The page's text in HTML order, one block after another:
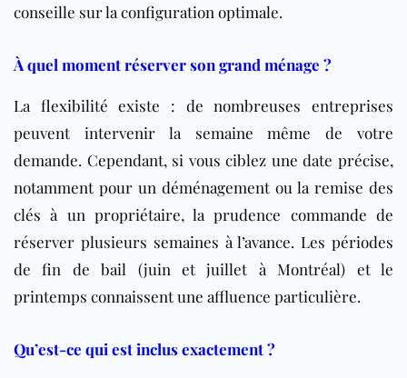
conseille sur la configuration optimale.
À quel moment réserver son grand ménage ?
La flexibilité existe : de nombreuses entreprises
peuvent intervenir la semaine même de votre
demande. Cependant, si vous ciblez une date précise,
notamment pour un déménagement ou la remise des
clés à un propriétaire, la prudence commande de
réserver plusieurs semaines à l’avance. Les périodes
de fin de bail (juin et juillet à Montréal) et le
printemps connaissent une affluence particulière.
Qu’est-ce qui est inclus exactement ?